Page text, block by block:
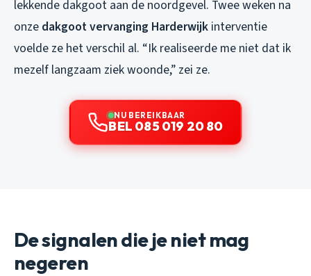
lekkende dakgoot aan de noordgevel. Twee weken na
onze dakgoot vervanging Harderwijk interventie
voelde ze het verschil al. “Ik realiseerde me niet dat ik
mezelf langzaam ziek woonde,” zei ze.
NU BEREIKBAAR
BEL 085 019 20 80
De signalen die je niet mag
negeren